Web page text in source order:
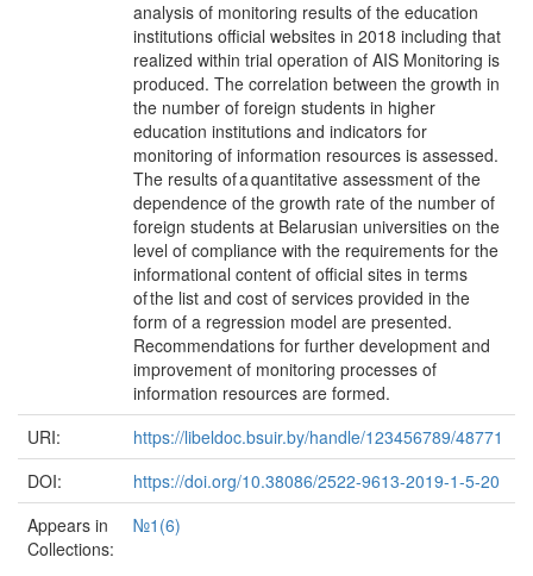
analysis of monitoring results of the education
institutions official websites in 2018 including that
realized within trial operation of AIS Monitoring is
produced. The correlation between the growth in
the number of foreign students in higher
education institutions and indicators for
monitoring of information resources is assessed.
The results of a quantitative assessment of the
dependence of the growth rate of the number of
foreign students at Belarusian universities on the
level of compliance with the requirements for the
informational content of official sites in terms
of the list and cost of services provided in the
form of a regression model are presented.
Recommendations for further development and
improvement of monitoring processes of
information resources are formed.
URI:
https://libeldoc.bsuir.by/handle/123456789/48771
DOI:
https://doi.org/10.38086/2522-9613-2019-1-5-20
Appears in
Collections:
№1(6)